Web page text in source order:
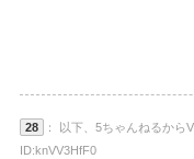
28
： 以下、5ちゃんねるか
ID:knVV3HfF0